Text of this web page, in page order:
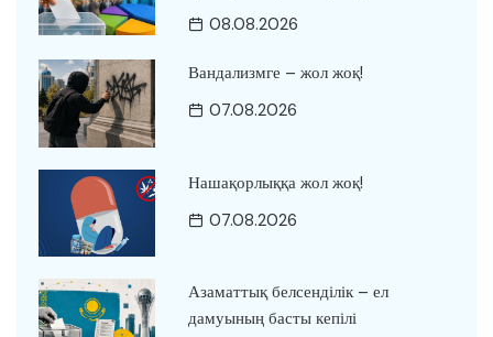
08.08.2026
Вандализмге – жол жоқ!
07.08.2026
Нашақорлыққа жол жоқ!
07.08.2026
Азаматтық белсенділік – ел
дамуының басты кепілі